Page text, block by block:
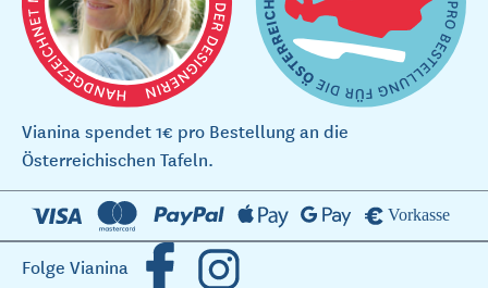
Vianina spendet 1€ pro Bestellung an die
Österreichischen Tafeln.
Folge Vianina